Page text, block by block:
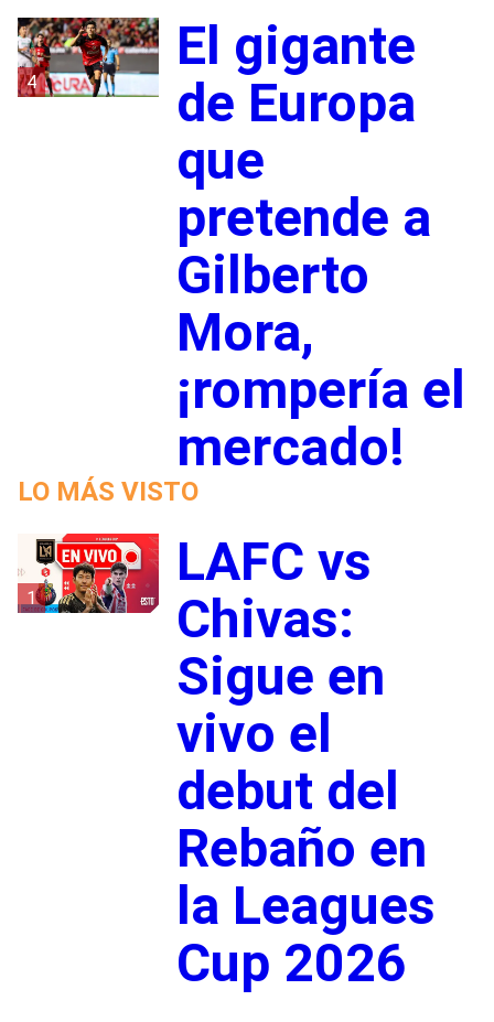
4
El gigante
de Europa
que
pretende a
Gilberto
Mora,
¡rompería el
mercado!
LO MÁS VISTO
1
LAFC vs
Chivas:
Sigue en
vivo el
debut del
Rebaño en
la Leagues
Cup 2026